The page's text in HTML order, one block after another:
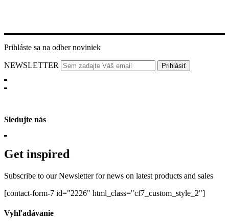
Prihláste sa na odber noviniek
NEWSLETTER
Sledujte nás
Get inspired
Subscribe to our Newsletter for news on latest products and sales
[contact-form-7 id="2226" html_class="cf7_custom_style_2"]
Vyhľadávanie